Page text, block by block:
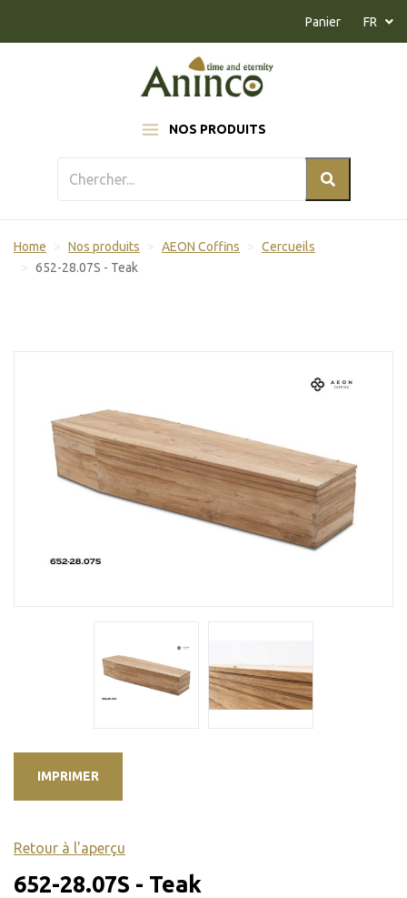
NOS PRODUITS
Panier FR
Home Nos produits AEON Coffins
Cercueils
652-28.07S - Teak
IMPRIMER
Retour à l'aperçu
652-28.07S - Teak